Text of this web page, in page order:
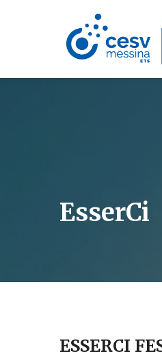
EsserCi
ESSERCI